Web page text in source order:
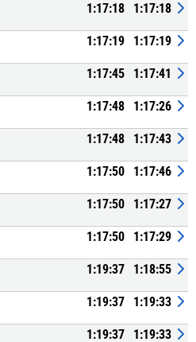
1:17:18 1:17:18
1:17:19 1:17:19
1:17:45 1:17:41
1:17:48 1:17:26
1:17:48 1:17:43
1:17:50 1:17:46
1:17:50 1:17:27
1:17:50 1:17:29
1:19:37 1:18:55
1:19:37 1:19:33
1:19:37 1:19:33